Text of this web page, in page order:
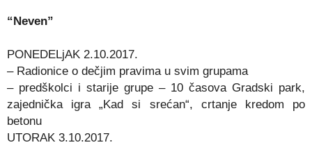
“Neven”
PONEDELjAK 2.10.2017.
– Radionice o dečjim pravima u svim grupama
– predškolci i starije grupe – 10 časova Gradski park,
zajednička igra „Kad si srećan“, crtanje kredom po
betonu
UTORAK 3.10.2017.